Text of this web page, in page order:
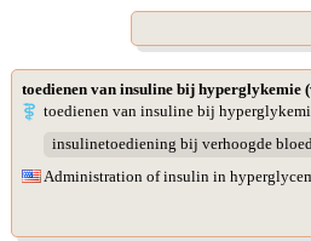
toedienen van insuline bij hyperglykemie
toedienen van insuline bij
insulinetoediening bij verhoogde
Administration of insulin in